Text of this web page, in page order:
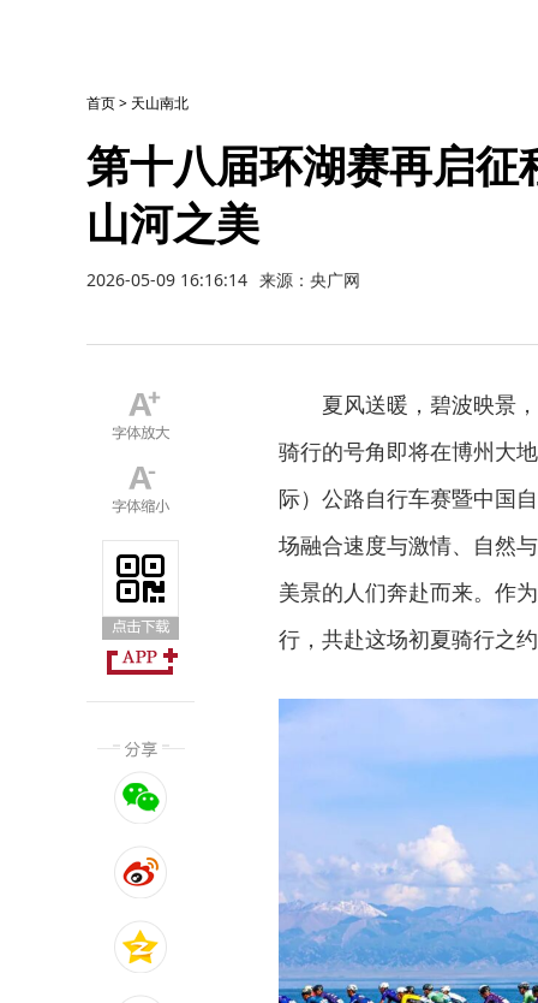
首页> 天山南北
第十八届环湖赛再启
山河之美
2026-05-09 16:16:14 来源：央广网
夏风送暖，碧波映景
骑行的号角即将在博州大
际）公路自行车赛暨中国
场融合速度与激情、自然
美景的人们奔赴而来。作
行，共赴这场初夏骑行之